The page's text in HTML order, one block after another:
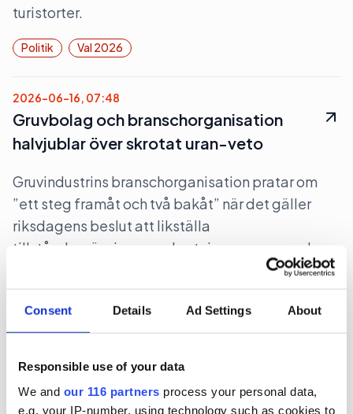
Consent Details Ad Settings About
Responsible use of your data
We and our 116 partners process your personal data,
e.g. your IP-number, using technology such as cookies to
turistorter.
Politik Val 2026
2026-06-16, 07:48
Gruvbolag och branschorganisation
halvjublar över skrotat uran-veto
Gruvindustrins branschorganisation pratar om
”ett steg framåt och två bakåt” när det gäller
riksdagens beslut att likställa
tillståndsprövningen av brytning av uran med
andra metaller. Gruvföretaget District Metals
lovar att fortsätta att lobba för att uranbrytning
ska ske i Sverige.